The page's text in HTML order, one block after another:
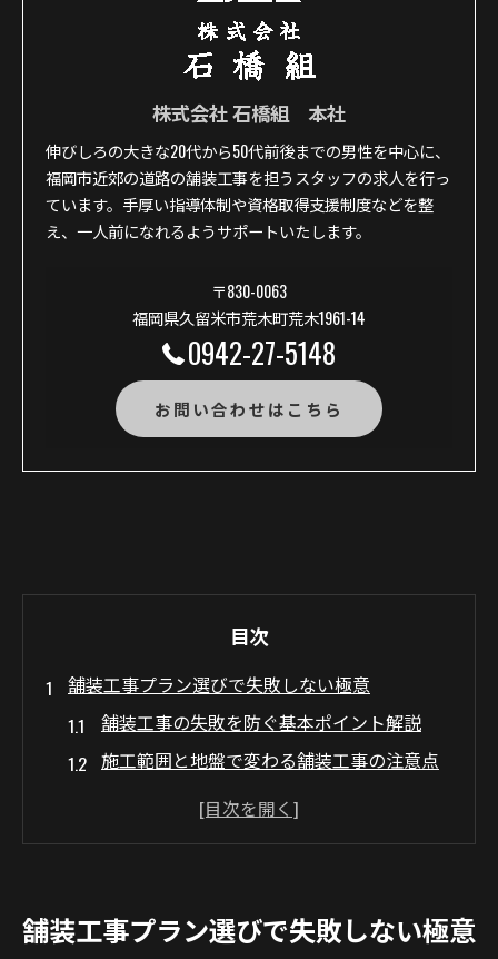
株式会社 石橋組 本社
伸びしろの大きな20代から50代前後までの男性を中心に、
福岡市近郊の道路の舗装工事を担うスタッフの求人を行っ
ています。手厚い指導体制や資格取得支援制度などを整
え、一人前になれるようサポートいたします。
〒830-0063
福岡県久留米市荒木町荒木1961-14
0942-27-5148
お問い合わせはこちら
目次
舗装工事プラン選びで失敗しない極意
舗装工事の失敗を防ぐ基本ポイント解説
施工範囲と地盤で変わる舗装工事の注意点
業者選びで重視したい舗装工事の信頼性
費用と仕様で比較する舗装工事の基本
舗装工事プラン選びで失敗しない極意